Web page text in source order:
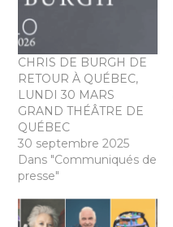
CHRIS DE BURGH DE
RETOUR À QUÉBEC,
LUNDI 30 MARS
GRAND THÉÂTRE DE
QUÉBEC
30 septembre 2025
Dans "Communiqués de
presse"